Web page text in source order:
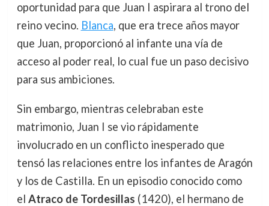
oportunidad para que Juan I aspirara al trono del
reino vecino. Blanca, que era trece años mayor
que Juan, proporcionó al infante una vía de
acceso al poder real, lo cual fue un paso decisivo
para sus ambiciones.
Sin embargo, mientras celebraban este
matrimonio, Juan I se vio rápidamente
involucrado en un conflicto inesperado que
tensó las relaciones entre los infantes de Aragón
y los de Castilla. En un episodio conocido como
el Atraco de Tordesillas (1420), el hermano de